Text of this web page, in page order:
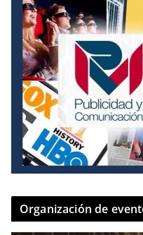
Organización de